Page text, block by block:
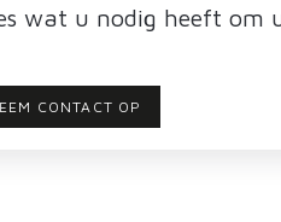
wat u nodig heeft om
CONTACT OP